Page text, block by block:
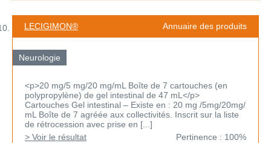
LECIGIMON® Annuaire des produits
Neurologie
<p>20 mg/5 mg/20 mg/mL Boîte de 7 cartouches (en
polypropylène) de gel intestinal de 47 mL</p>
Cartouches Gel intestinal – Existe en : 20 mg /5mg/20mg/
mL Boîte de 7 agréée aux collectivités. Inscrit sur la liste
de rétrocession avec prise en [...]
> Voir le résultat
Pertinence : 100%